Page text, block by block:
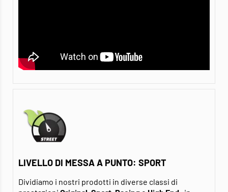
LIVELLO DI MESSA A PUNTO: SPORT
Dividiamo i nostri prodotti in diverse classi di